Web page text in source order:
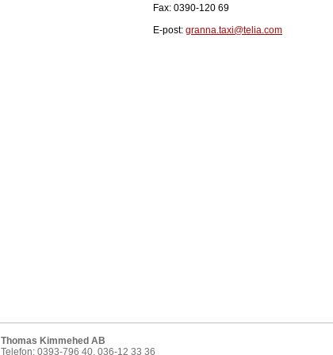
Fax: 0390-120 69
E-post: granna.taxi@telia.com
Thomas Kimmehed AB
Telefon: 0393-796 40, 036-12 33 36